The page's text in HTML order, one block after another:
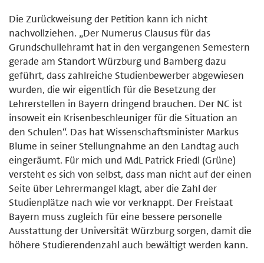
Die Zurückweisung der Petition kann ich nicht
nachvollziehen. „Der Numerus Clausus für das
Grundschullehramt hat in den vergangenen Semestern
gerade am Standort Würzburg und Bamberg dazu
geführt, dass zahlreiche Studienbewerber abgewiesen
wurden, die wir eigentlich für die Besetzung der
Lehrerstellen in Bayern dringend brauchen. Der NC ist
insoweit ein Krisenbeschleuniger für die Situation an
den Schulen“. Das hat Wissenschaftsminister Markus
Blume in seiner Stellungnahme an den Landtag auch
eingeräumt. Für mich und MdL Patrick Friedl (Grüne)
versteht es sich von selbst, dass man nicht auf der einen
Seite über Lehrermangel klagt, aber die Zahl der
Studienplätze nach wie vor verknappt. Der Freistaat
Bayern muss zugleich für eine bessere personelle
Ausstattung der Universität Würzburg sorgen, damit die
höhere Studierendenzahl auch bewältigt werden kann.